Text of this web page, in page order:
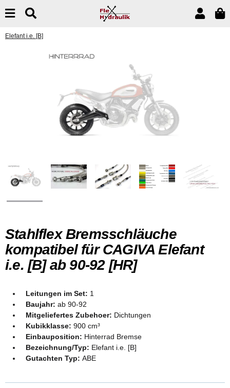
Elefant i.e. [B]
Stahlflex Bremsschläuche
kompatibel für CAGIVA Elefant
i.e. [B] ab 90-92 [HR]
Leitungen im Set: 1
Baujahr: ab 90-92
Mitgeliefertes Zubehoer: Dichtungen
Kubikklasse: 900 cm³
Einbauposition: Hinterrad Bremse
Bezeichnung/Typ: Elefant i.e. [B]
Gutachten Typ: ABE